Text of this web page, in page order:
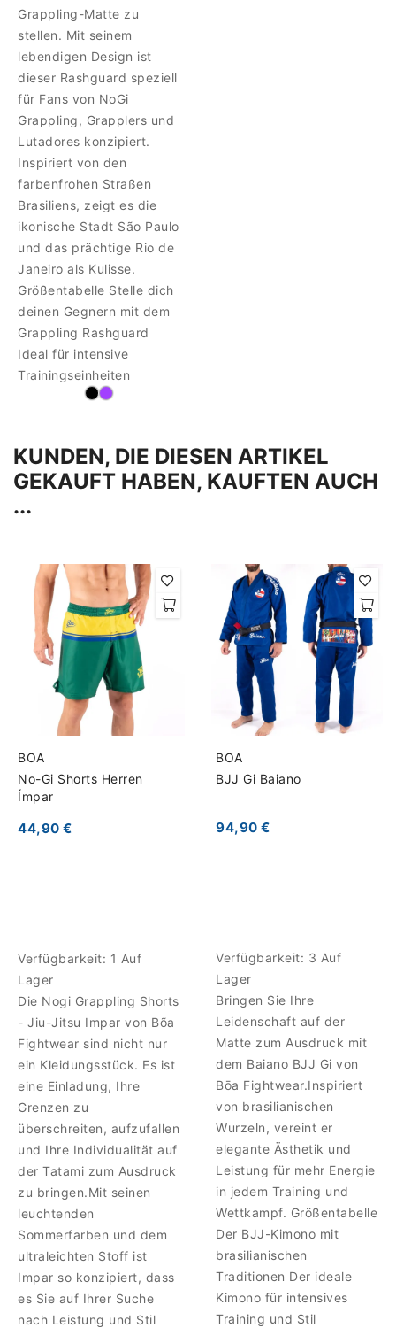
Grappling-Matte zu
stellen. Mit seinem
lebendigen Design ist
dieser Rashguard speziell
für Fans von NoGi
Grappling, Grapplers und
Lutadores konzipiert.
Inspiriert von den
farbenfrohen Straßen
Brasiliens, zeigt es die
ikonische Stadt São Paulo
und das prächtige Rio de
Janeiro als Kulisse.
Größentabelle Stelle dich
deinen Gegnern mit dem
Grappling Rashguard
Ideal für intensive
Trainingseinheiten
KUNDEN, DIE DIESEN ARTIKEL
GEKAUFT HABEN, KAUFTEN AUCH
...
BOA
No-Gi Shorts Herren
Ímpar
44,90 €
Verfügbarkeit: 1 Auf
Lager
Die Nogi Grappling Shorts
- Jiu-Jitsu Impar von Bõa
Fightwear sind nicht nur
ein Kleidungsstück. Es ist
eine Einladung, Ihre
Grenzen zu
überschreiten, aufzufallen
und Ihre Individualität auf
der Tatami zum Ausdruck
zu bringen.Mit seinen
leuchtenden
Sommerfarben und dem
ultraleichten Stoff ist
Impar so konzipiert, dass
es Sie auf Ihrer Suche
nach Leistung und Stil
BOA
BJJ Gi Baiano
94,90 €
Verfügbarkeit: 3 Auf
Lager
Bringen Sie Ihre
Leidenschaft auf der
Matte zum Ausdruck mit
dem Baiano BJJ Gi von
Bōa Fightwear.Inspiriert
von brasilianischen
Wurzeln, vereint er
elegante Ästhetik und
Leistung für mehr Energie
in jedem Training und
Wettkampf. Größentabelle
Der BJJ-Kimono mit
brasilianischen
Traditionen Der ideale
Kimono für intensives
Training und Stil